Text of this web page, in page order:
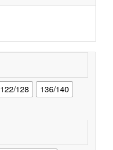
122/128
136/140